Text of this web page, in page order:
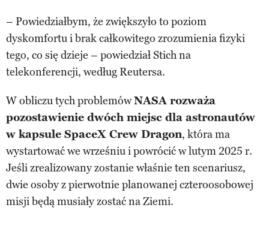
– Powiedziałbym, że zwiększyło to poziom
dyskomfortu i brak całkowitego zrozumienia fizyki
tego, co się dzieje – powiedział Stich na
telekonferencji, według Reutersa.
W obliczu tych problemówNASA rozważa
pozostawienie dwóch miejsc dla astronautów
w kapsule SpaceX Crew Dragon, która ma
wystartować we wrześniu i powrócić w lutym 2025 r.
Jeśli zrealizowany zostanie właśnie ten scenariusz,
dwie osoby z pierwotnie planowanej czteroosobowej
misji będą musiały zostać na Ziemi.